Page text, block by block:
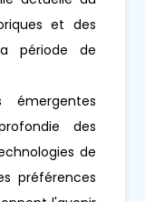
et des
période de
émergentes
des
de
préférences